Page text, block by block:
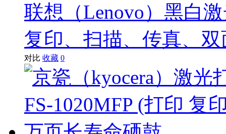
联想（Lenovo）黑白
复印、扫描、传真、
对比 收藏 0